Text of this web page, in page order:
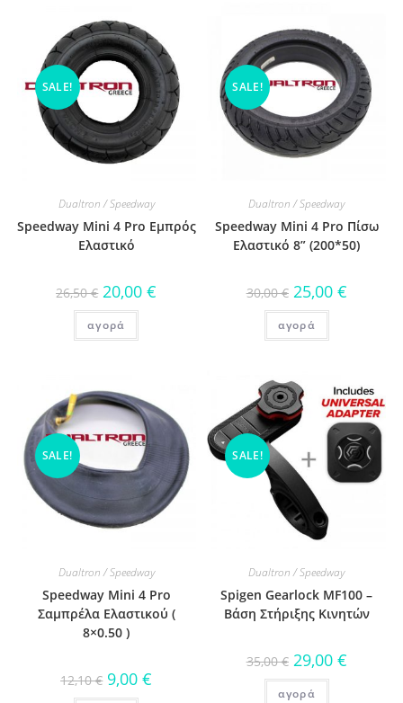
SALE!
Dualtron / Speedway
Speedway Mini 4 Pro Eμπρός
Ελαστικό
26,50€ 20,00€
αγορά
SALE!
Dualtron / Speedway
Speedway Mini 4 Pro Πίσω
Ελαστικό 8” (200*50)
30,00€ 25,00 €
αγορά
SALE!
Dualtron / Speedway
Speedway Mini 4 Pro
Σαμπρέλα Ελαστικού (
8×0.50 )
12,10€ 9,00€
SALE!
Dualtron / Speedway
Spigen Gearlock MF100 –
Βάση Στήριξης Κινητών
35,00€ 29,00 €
αγορά